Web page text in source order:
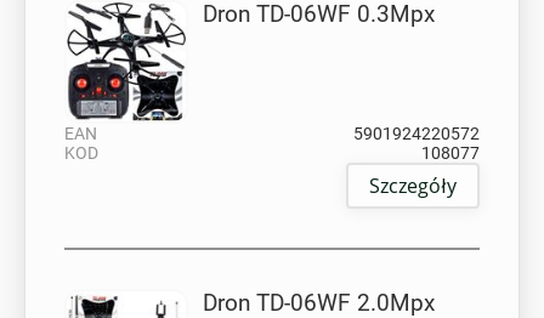
Dron TD-06WF 0.3Mpx
EAN
5901924220572
KOD
108077
Szczegóły
Dron TD-06WF 2.0Mpx